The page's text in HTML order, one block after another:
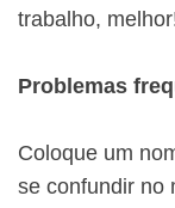
trabalho,
Problemas
Coloque um
se confundir no